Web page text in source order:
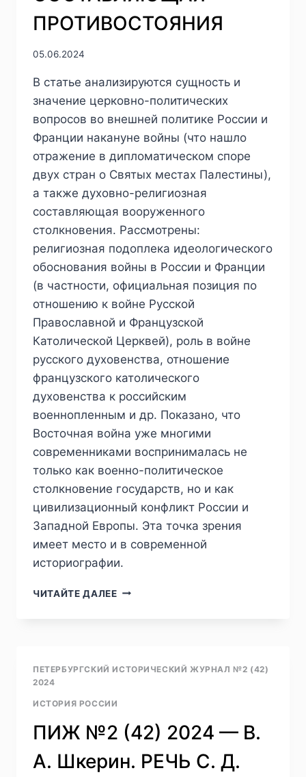
ПРОТИВОСТОЯНИЯ
05.06.2024
В статье анализируются сущность и
значение церковно-политических
вопросов во внешней политике России и
Франции накануне войны (что нашло
отражение в дипломатическом споре
двух стран о Святых местах Палестины),
а также духовно-религиозная
составляющая вооруженного
столкновения. Рассмотрены:
религиозная подоплека идеологического
обоснования войны в России и Франции
(в частности, официальная позиция по
отношению к войне Русской
Православной и Французской
Католической Церквей), роль в войне
русского духовенства, отношение
французского католического
духовенства к российским
военнопленным и др. Показано, что
Восточная война уже многими
современниками воспринималась не
только как военно-политическое
столкновение государств, но и как
цивилизационный конфликт России и
Западной Европы. Эта точка зрения
имеет место и в современной
историографии.
ЧИТАЙТЕ ДАЛЕЕПИЖ
РОССИЯ
ФРАНЦИЯ
БОРЬБЕ
ПЕТЕРБУРГСКИЙ ИСТОРИЧЕСКИЙ ЖУРНАЛ №2 (42)
2024
ИСТОРИЯ РОССИИ
ПИЖ №2 (42) 2024 — В.
А. Шкерин. РЕЧЬ С. Д.